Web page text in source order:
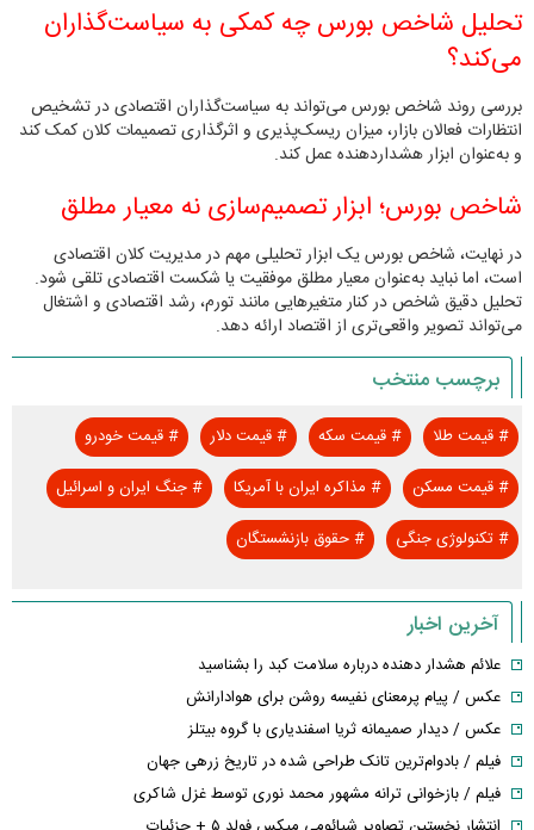
تحلیل شاخص بورس چه کمکی به سیاست‌گذاران
می‌کند؟
بررسی روند شاخص بورس می‌تواند به سیاست‌گذاران اقتصادی در تشخیص
انتظارات فعالان بازار، میزان ریسک‌پذیری و اثرگذاری تصمیمات کلان کمک کند
و به‌عنوان ابزار هشداردهنده عمل کند.
شاخص بورس؛ ابزار تصمیم‌سازی نه معیار مطلق
در نهایت، شاخص بورس یک ابزار تحلیلی مهم در مدیریت کلان اقتصادی
است، اما نباید به‌عنوان معیار مطلق موفقیت یا شکست اقتصادی تلقی شود.
تحلیل دقیق شاخص در کنار متغیرهایی مانند تورم، رشد اقتصادی و اشتغال
می‌تواند تصویر واقعی‌تری از اقتصاد ارائه دهد.
برچسب منتخب
#قیمت طلا #قیمت سکه #قیمت دلار #قیمت خودرو
#قیمت مسکن # مذاکره ایران با آمریکا #جنگ ایران و اسرائیل
#تکنولوژی جنگی #حقوق بازنشستگان
آخرین اخبار
علائم هشدار دهنده درباره سلامت کبد را بشناسید
عکس / پیام پرمعنای نفیسه روشن برای هوادارانش
عکس / دیدار صمیمانه ثریا اسفندیاری با گروه بیتلز
فیلم / بادوام‌ترین تانک طراحی شده در تاریخ زرهی جهان
فیلم / بازخوانی ترانه مشهور محمد نوری توسط غزل شاکری